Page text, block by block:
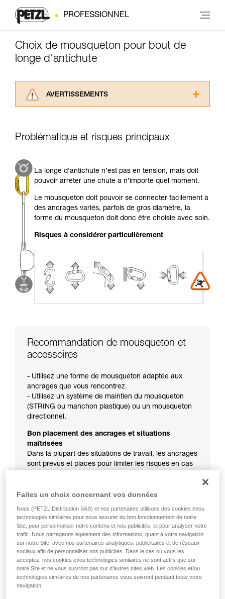
PROFESSIONNEL
Choix de mousqueton pour bout de
longe d'antichute
AVERTISSEMENTS
consulter. Vous devez avoir compris les
informations de la notice technique pour
Maîtriser ces techniques nécessite une
formation et un entraînement spécifique. Validez
avec un professionnel votre capacité à refaire
la manipulation, seul, en toute sécurité, avant
de la reproduire en autonomie.
Nous donnons des exemples de techniques
liées à votre activité. Il peut en exister d’autres
Problématique et risques principaux
La longe d'antichute n’est pas en tension, mais doit
pouvoir arrêter une chute à n’importe quel moment.
Le mousqueton doit pouvoir se connecter facilement à
des ancrages variés, parfois de gros diamètre, la
forme du mousqueton doit donc être choisie avec soin.
Risques à considérer particulièrement
Recommandation de mousqueton et
accessoires
- Utilisez une forme de mousqueton adaptée aux
ancrages que vous rencontrez.
- Utilisez un système de maintien du mousqueton
(STRING ou manchon plastique) ou un mousqueton
directionnel.
Bon placement des ancrages et situations
maîtrisées
Dans la plupart des situations de travail, les ancrages
sont prévus et placés pour limiter les risques en cas
Faites un choix concernant vos données
Nous (PETZL Distribution SAS) et nos partenaires utilisons des cookies et/ou
technologies similaires pour nous assurer du bon fonctionnement de notre
Site, pour personnaliser notre contenu et nos publicités, et pour analyser notre
trafic. Nous partageons également des informations, quant à votre navigation
sur notre Site, avec nos partenaires analytiques, publicitaires et de réseaux
sociaux afin de personnaliser nos publicités. Dans le cas où vous les
acceptez, nos cookies et/ou technologies similaires ne sont actifs que sur
notre Site et ne vous suivront pas sur d’autres sites web. Les cookies et/ou
technologies similaires de nos partenaires vous suivront pendant toute votre
navigation.